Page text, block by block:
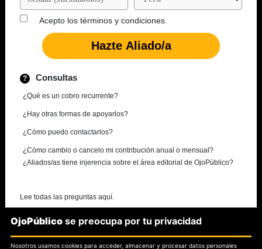
Acepto los términos y condiciones.
Consultas
¿Qué es un cobro recurrente?
¿Hay otras formas de apoyarlos?
¿Cómo puedo contactarlos?
¿Cómo cambio o cancelo mi contribución anual o mensual?
¿Aliados/as tiene injerencia sobre el área editorial de OjoPúblico?
Lee todas las preguntas aquí.
¿Necesitas más información?
OjoPúblico se preocupa por tu privacidad
Nosotros usamos cookies para acceder, almacenar y procesar datos personales